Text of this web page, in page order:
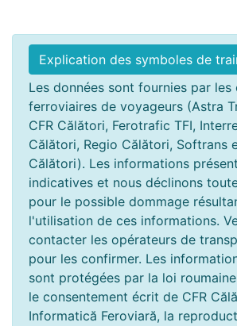
Explication des symboles de
Les données sont fournies par les
ferroviaires de voyageurs (Astra
CFR Călători, Ferotrafic TFI,
Călători, Regio Călători, Softrans
Călători). Les informations
indicatives et nous déclinons
pour le possible dommage
l'utilisation de ces informations.
contacter les opérateurs de
pour les confirmer. Les
sont protégées par la loi
le consentement écrit de CFR
Informatică Feroviară, la